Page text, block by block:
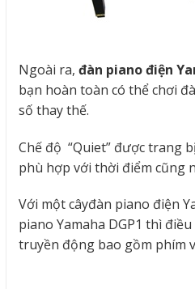
Ngoài ra, đàn piano điện
bạn hoàn toàn có thể chơi
số thay thế.
Chế độ “Quiet” được trang
phù hợp với thời điểm cũng
Với một câyđàn piano điện
piano Yamaha DGP1 thì
truyền động bao gồm phím